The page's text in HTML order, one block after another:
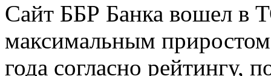
Сайт ББР Банка вошел в
максимальным
года согласно рейтингу,